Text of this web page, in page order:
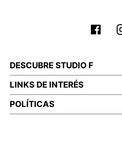
DESCUBRE STUDIO F
LINKS DE INTERÉS
POLÍTICAS